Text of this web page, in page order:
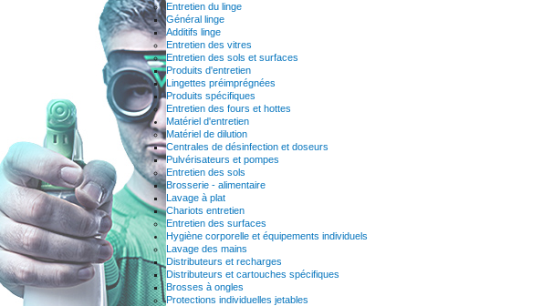
Entretien du linge
Général linge
Additifs linge
Entretien des vitres
Entretien des sols et surfaces
Produits d'entretien
Lingettes préimprégnées
Produits spécifiques
Entretien des fours et hottes
Matériel d'entretien
Matériel de dilution
Centrales de désinfection et doseurs
Pulvérisateurs et pompes
Entretien des sols
Brosserie - alimentaire
Lavage à plat
Chariots entretien
Entretien des surfaces
Hygiène corporelle et équipements individuels
Lavage des mains
Distributeurs et recharges
Distributeurs et cartouches spécifiques
Brosses à ongles
Protections individuelles jetables